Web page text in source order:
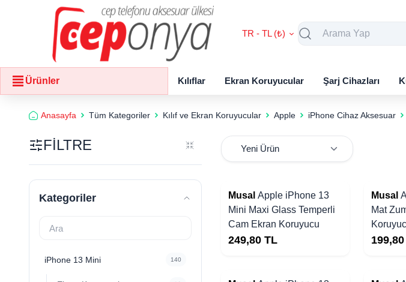
TR - TL (₺)
Ürünler Kılıflar Ekran Koruyucular Şarj Cihazları
Anasayfa Tüm Kategoriler Kılıf ve Ekran Koruyucular Apple iPhone Cihaz Aksesuar
FİLTRE
Kategoriler
iPhone 13 Mini 140
Musal Apple iPhone 13
Mini Maxi Glass Temperli
Cam Ekran Koruyucu
249,80 TL
Musal
Mat
199,80